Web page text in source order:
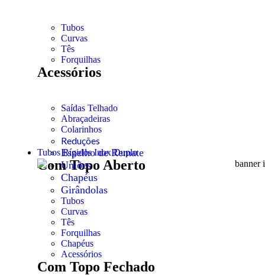
Tubos
Curvas
Tês
Forquilhas
Acessórios
Saídas Telhado
Abraçadeiras
Colarinhos
Reduções
Espelho de Remate
Uniões
Chapéus
Girândolas
Tubos Rígidos Inox Duplo
Com Topo Aberto
Tubos
Curvas
Tês
Forquilhas
Chapéus
Acessórios
Com Topo Fechado